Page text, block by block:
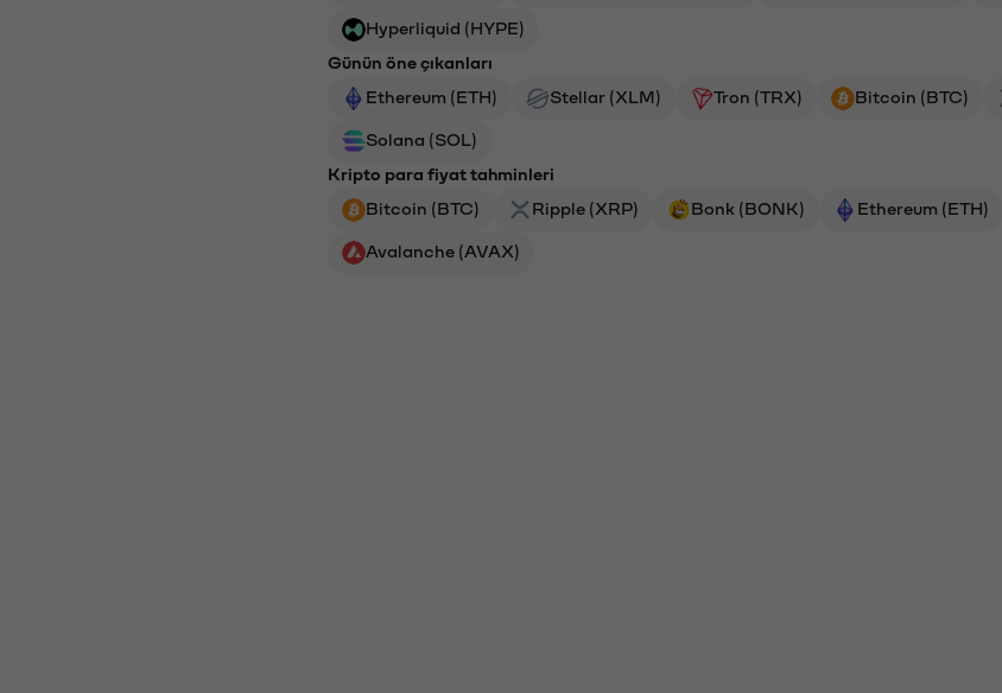
Hyperliquid (HYPE)
Günün öne çıkanları
Ethereum (ETH)
Stellar (XLM) Tron (TRX) Bitcoin (BTC)
Solana (SOL)
Kripto para fiyat tahminleri
Bitcoin (BTC)
Ripple (XRP) Bonk (BONK) Ethereum (ETH)
Avalanche (AVAX)